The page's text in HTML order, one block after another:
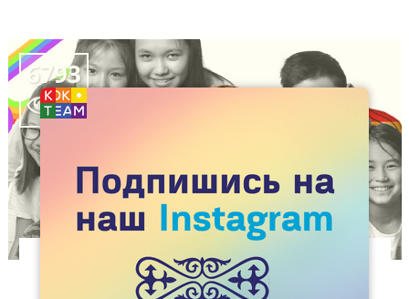
6793

ОБРАЩЕНИЕ К ДЕТСКОМУ ОМБУДСМЕНУ